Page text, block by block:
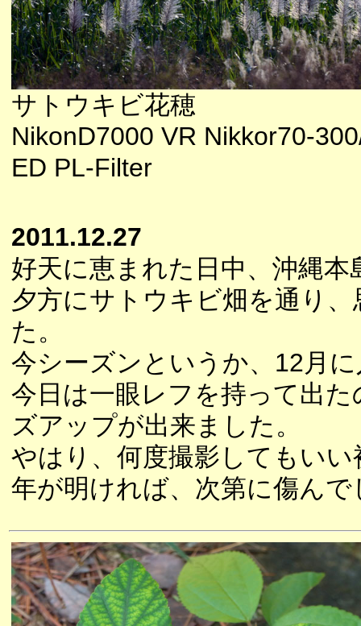
サトウキビ花穂
NikonD7000 VR Nikkor70-
ED PL-Filter
2011.12.27
好天に恵まれた日中、沖縄
夕方にサトウキビ畑を通り
た。
今シーズンというか、12月
今日は一眼レフを持って出
ズアップが出来ました。
やはり、何度撮影してもい
年が明ければ、次第に傷ん